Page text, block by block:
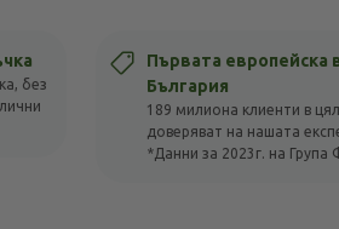
без
Първата европейска
България
189 милиона клиенти в
доверяват на нашата
*Данни за 2023г. на Група